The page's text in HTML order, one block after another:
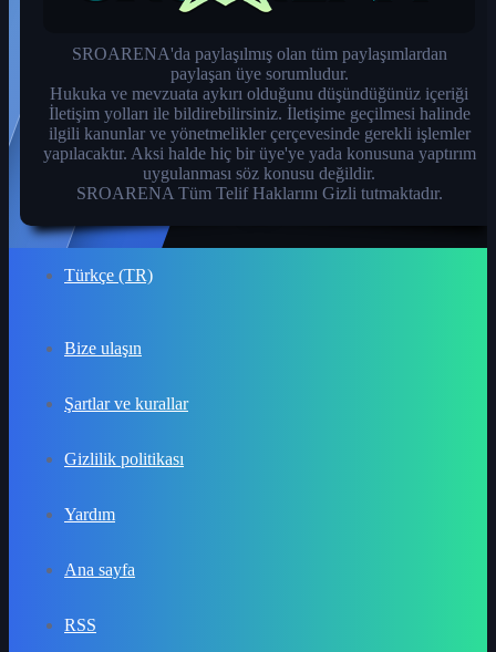
SROARENA'da paylaşılmış olan tüm paylaşımlardan
paylaşan üye sorumludur.
Hukuka ve mevzuata aykırı olduğunu düşündüğünüz içeriği
İletişim yolları ile bildirebilirsiniz. İletişime geçilmesi halinde
ilgili kanunlar ve yönetmelikler çerçevesinde gerekli işlemler
yapılacaktır. Aksi halde hiç bir üye'ye yada konusuna yaptırım
uygulanması söz konusu değildir.
SROARENA Tüm Telif Haklarını Gizli tutmaktadır.
Türkçe (TR)
Bize ulaşın
Şartlar ve kurallar
Gizlilik politikası
Yardım
Ana sayfa
RSS